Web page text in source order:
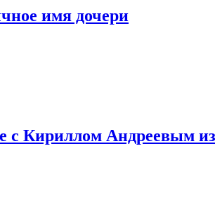
имя дочери
с Кириллом Андреевым